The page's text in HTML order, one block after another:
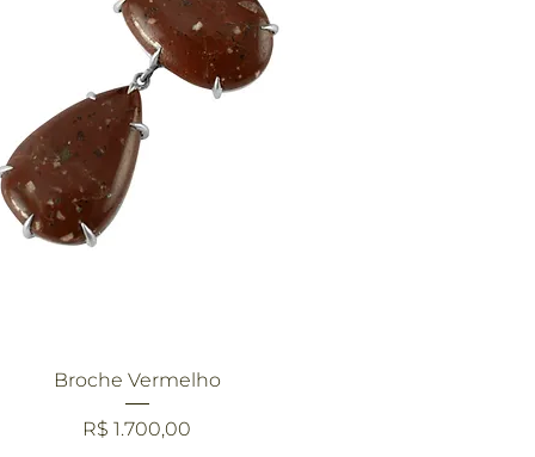
Visualização rápida
Broche Vermelho
Preço
R$ 1.700,00